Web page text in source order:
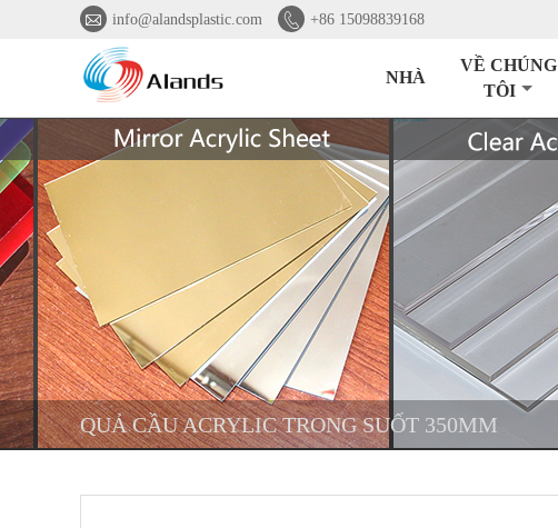
 info@alandsplastic.com  +86 15098839168
NHÀ
VỀ CHÚNG
TÔI
QUẢ CẦU ACRYLIC TRONG SUỐT 350MM